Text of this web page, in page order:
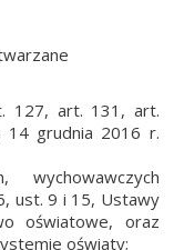
127, art. 131, art.
grudnia 2016 r.
wychowawczych
ust. 9 i 15, Ustawy
oświatowe, oraz
oświaty;